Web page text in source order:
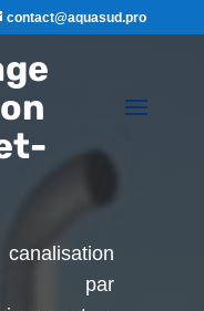
contact@aquasud.pro
par